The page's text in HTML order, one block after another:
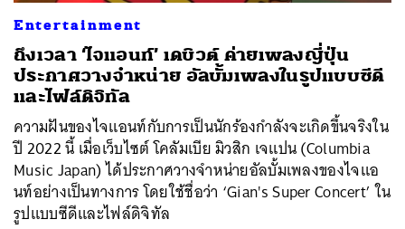
Entertainment
ถึงเวลา ‘ไจแอนท์’ เดบิวต์ ค่ายเพลงญี่ปุ่น
ประกาศวางจำหน่าย อัลบั้มเพลงในรูปแบบซีดี
และไฟล์ดิจิทัล
ความฝันของไจแอนท์กับการเป็นนักร้องกำลังจะเกิดขึ้นจริงใน
ปี 2022 นี้ เมื่อเว็บไซต์ โคลัมเบีย มิวสิก เจแปน (Columbia
Music Japan) ได้ประกาศวางจำหน่ายอัลบั้มเพลงของไจแอ
นท์อย่างเป็นทางการ โดยใช้ชื่อว่า ‘Gian's Super Concert’ ใน
รูปแบบซีดีและไฟล์ดิจิทัล